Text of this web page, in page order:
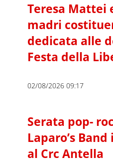
Teresa Mattei
madri
dedicata alle
Festa della
02/08/2026 09:17
Serata pop-
Laparo’s
al Crc Antella